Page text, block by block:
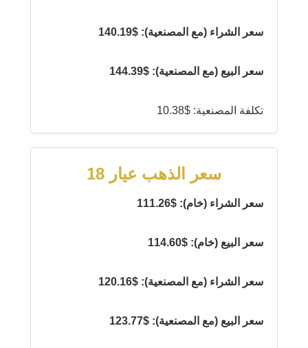
سعر الشراء (مع المصنعية): $140.19
سعر البيع (مع المصنعية): $144.39
تكلفة المصنعية: $10.38
سعر الذهب عيار 18
سعر الشراء (خام): $111.26
سعر البيع (خام): $114.60
سعر الشراء (مع المصنعية): $120.16
سعر البيع (مع المصنعية): $123.77